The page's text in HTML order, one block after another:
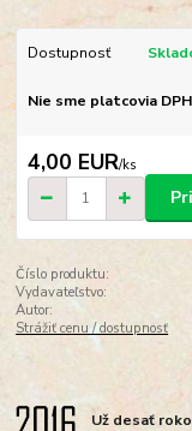
Dostupnosť
Nie sme platcovia DPH
4,00 EUR/ks
Číslo produktu:
Vydavateľstvo:
Autor:
Strážiť cenu / dostupnosť
Už desať